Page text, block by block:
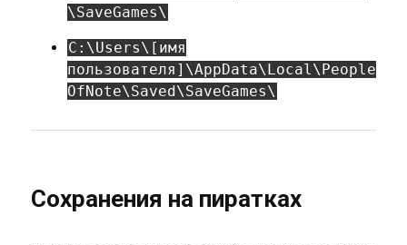
\SaveGames\
C:\Users\[имя
пользователя]\AppData\Local\People
OfNote\Saved\SaveGames\
Сохранения на пиратках